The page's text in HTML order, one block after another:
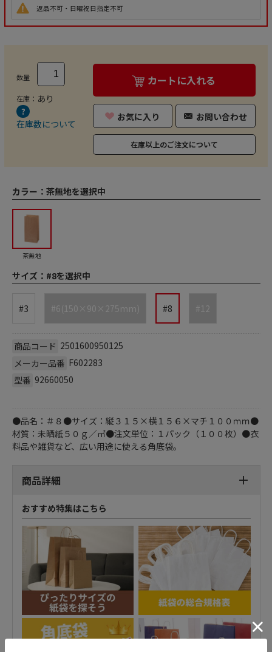
返品不可・日曜祝日指定不可
数量
在庫： あり
在庫数について
カートに入れる
お気に入り お問い合わせ
在庫以上のご注文について
カラー： 茶無地を選択中
茶無地
サイズ： #8を選択中
#3 #6(150×90×275mm) #8 #12
商品コード 2501600950125
メーカー品番 F602283
型番 92660050
●品名：＃８●サイズ：縦３１５×横１５６×マチ１００ｍｍ●
材質：未晒紙５０ｇ／㎡●注文単位：１パック（１００枚）●衣
料品や雑貨など、広い用途に使える角底袋。
商品詳細
おすすめ特集はこちら